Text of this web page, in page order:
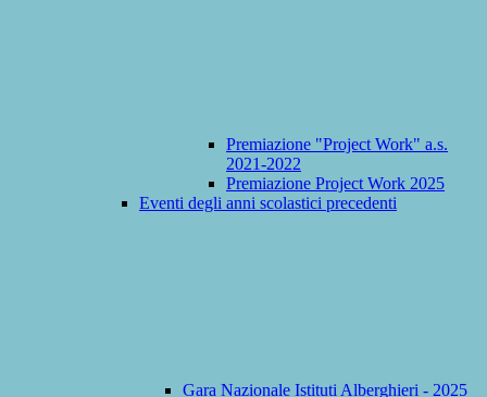
Premiazione "Project Work" a.s.
2021-2022
Premiazione Project Work 2025
Eventi degli anni scolastici precedenti
Gara Nazionale Istituti Alberghieri - 2025